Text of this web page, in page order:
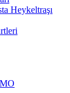
Heykeltraşı